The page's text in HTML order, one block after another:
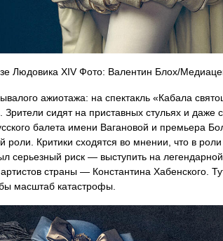
Людовика XIV Фото: Валентин Блох/
ажиотажа: на спектакль «Кабала
сидят на приставных стульях и даже
балета имени Вагановой и премьера
роли. Критики сходятся во мнении, что в
серьезный риск — выступить на
страны — Константина Хабенского.
масштаб катастрофы.